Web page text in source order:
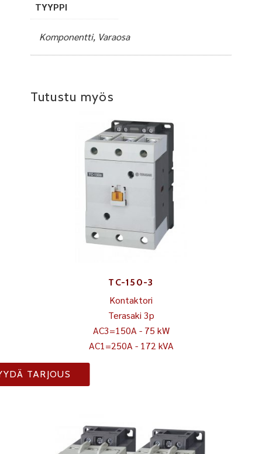
TYYPPI
Komponentti, Varaosa
Tutustu myös
TC-150-3
Kontaktori
Terasaki 3p
AC3=150A - 75 kW
AC1=250A - 172 kVA
TARJOUS